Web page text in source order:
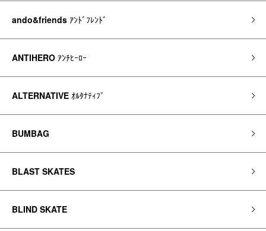
ando&friends ｱﾝﾄﾞﾌﾚﾝﾄﾞ
ANTIHERO ｱﾝﾁﾋｰﾛｰ
ALTERNATIVE ｵﾙﾀﾅﾃｨﾌﾞ
BUMBAG
BLAST SKATES
BLIND SKATE